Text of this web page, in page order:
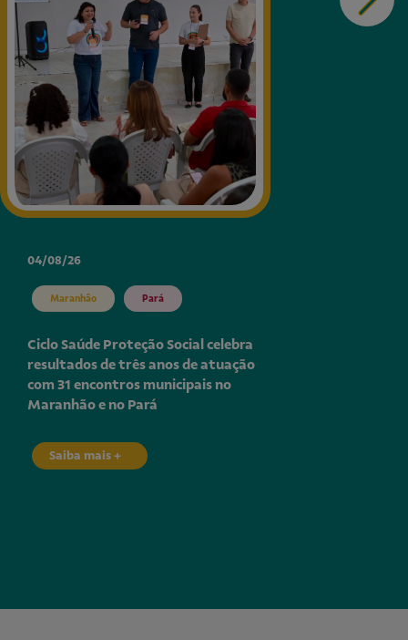
04/08/26
Maranhão Pará
Ciclo Saúde Proteção Social celebra
resultados de três anos de atuação
com 31 encontros municipais no
Maranhão e no Pará
Saiba mais +